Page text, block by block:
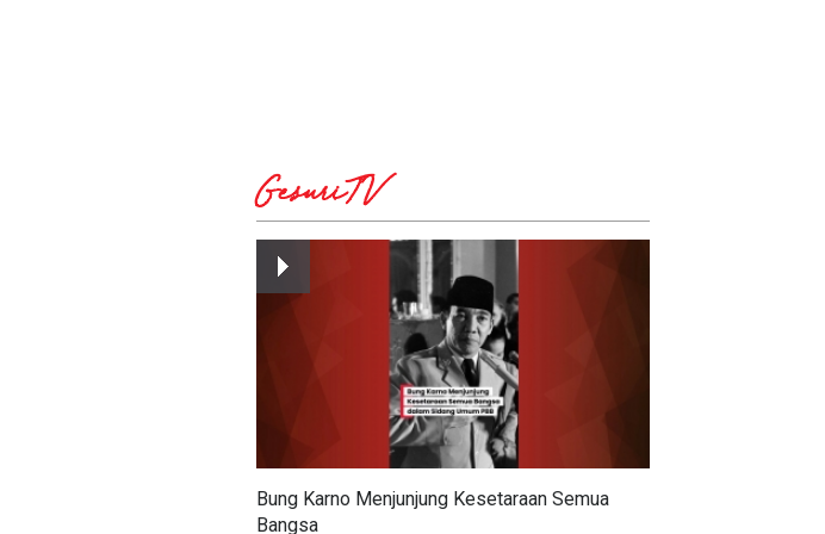
GesuriTV
Bung Karno Menjunjung Kesetaraan Semua
Bangsa